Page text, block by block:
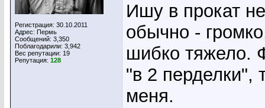
Регистрация: 30.10.2011
Адрес: Пермь
Сообщений: 3,350
Поблагодарили: 3,942
Вес репутации: 19
Репутация: 128
Ишу в прокат
обычно -
шибко тяжело.
"в 2
меня.